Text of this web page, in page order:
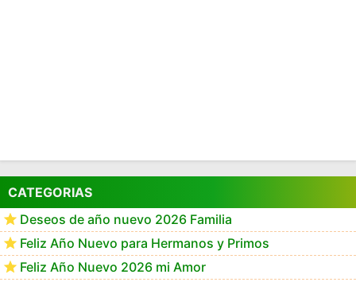
CATEGORIAS
Deseos de año nuevo 2026 Familia
Feliz Año Nuevo para Hermanos y Primos
Feliz Año Nuevo 2026 mi Amor